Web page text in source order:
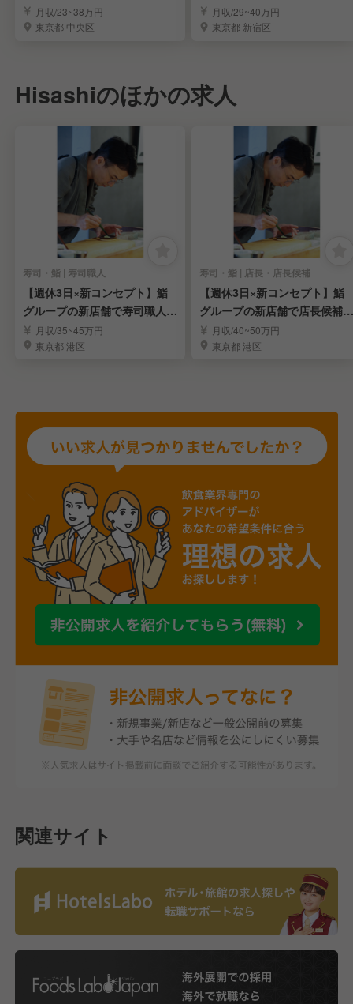
境安定＊賞与年3回
月収/23~38万円
東京都 中央区
募集月収/29~40万円
東京都 新宿区
Hisashiのほかの求人
寿司・鮨 | 寿司職人
【週休3日×新コンセプト】鮨
グループの新店舗で寿司職人募
集！表参道
月収/35~45万円
東京都 港区
寿司・鮨 | 店長・店長候補
【週休3日×新コンセプト】鮨
グループの新店舗で店長候補募
集！表参道
月収/40~50万円
東京都 港区
関連サイト